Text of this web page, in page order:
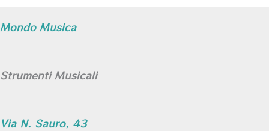
Mondo Musica
Strumenti Musicali
Via N. Sauro, 43